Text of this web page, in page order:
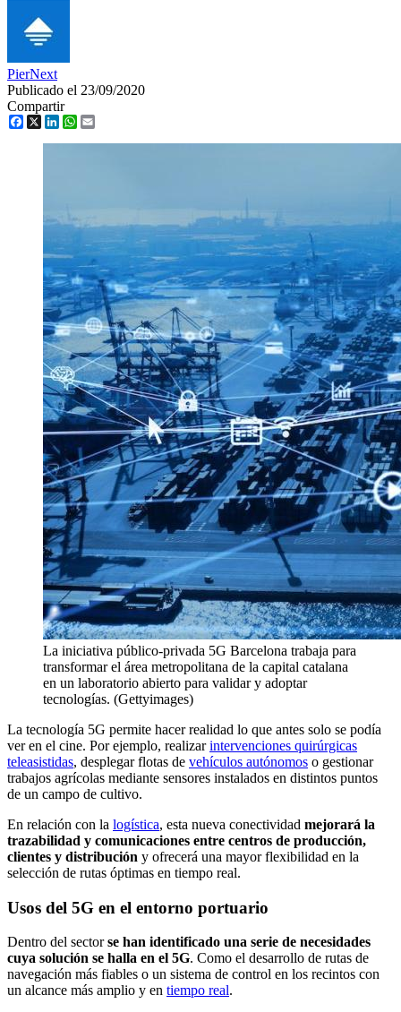
PierNext
Publicado el 23/09/2020
Compartir
Facebook
X LinkedInWhatsApp
La iniciativa público-privada 5G Barcelona trabaja para
transformar el área metropolitana de la capital catalana
en un laboratorio abierto para validar y adoptar
tecnologías. (Gettyimages)
La tecnología 5G permite hacer realidad lo que antes solo se podía
ver en el cine. Por ejemplo, realizarintervenciones quirúrgicas
teleasistidas, desplegar flotas de vehículos autónomos o gestionar
trabajos agrícolas mediante sensores instalados en distintos puntos
de un campo de cultivo.
En relación con la logística, esta nueva conectividad mejorará la
trazabilidad y comunicaciones entre centros de producción,
clientes y distribución y ofrecerá una mayor flexibilidad en la
selección de rutas óptimas en tiempo real.
Usos del 5G en el entorno portuario
Dentro del sectorse han identificado una serie de necesidades
cuya solución se halla en el 5G. Como el desarrollo de rutas de
navegación más fiables o un sistema de control en los recintos con
un alcance más amplio y en tiempo real.